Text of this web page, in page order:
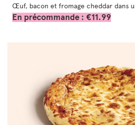
Œuf, bacon et fromage cheddar dans
En précommande : €11.99